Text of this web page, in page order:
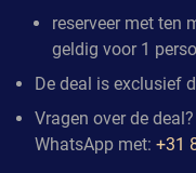
reserveer met ten
geldig voor 1
De deal is exclusief
Vragen over de
WhatsApp met: +31